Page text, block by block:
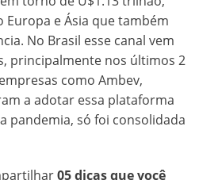
e Ásia que também
No Brasil esse canal vem
principalmente nos últimos 2
como Ambev,
a adotar essa plataforma
pandemia, só foi consolidada
05 dicas que você